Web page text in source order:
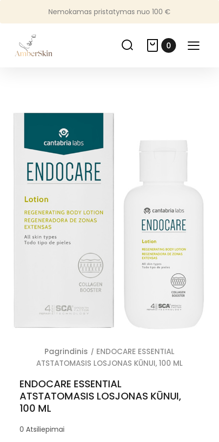
Nemokamas pristatymas nuo 100 €
0
Pagrindinis
ENDOCARE ESSENTIAL
ATSTATOMASIS LOSJONAS KŪNUI, 100 ML
ENDOCARE ESSENTIAL
ATSTATOMASIS LOSJONAS KŪNUI,
100 ML
0 Atsiliepimai